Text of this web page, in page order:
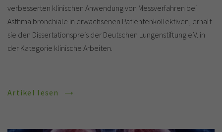
verbesserten klinischen Anwendung von Messverfahren bei
Asthma bronchiale in erwachsenen Patientenkollektiven, erhält
sie den Dissertationspreis der Deutschen Lungenstiftung e.V. in
der Kategorie klinische Arbeiten.
Artikel lesen